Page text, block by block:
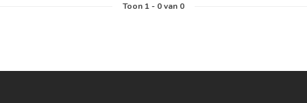
Toon 1- 0van 0